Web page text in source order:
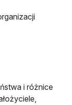
i różnice